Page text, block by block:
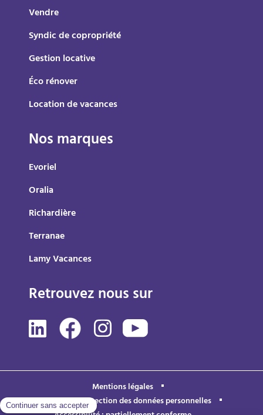
Vendre
Syndic de copropriété
Gestion locative
Éco rénover
Location de vacances
Nos marques
Evoriel
Oralia
Richardière
Terranae
Lamy Vacances
Retrouvez nous sur
Mentions légales
Politique de protection des données personnelles